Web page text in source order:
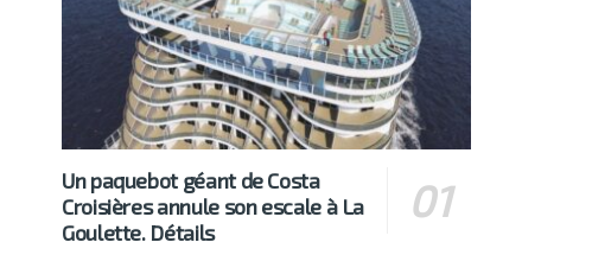
Un paquebot géant de Costa
Croisières annule son escale à La
Goulette. Détails